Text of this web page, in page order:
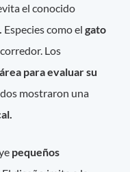
el conocido
Especies como elgato
Los
para evaluar su
mostraron una
pequeños